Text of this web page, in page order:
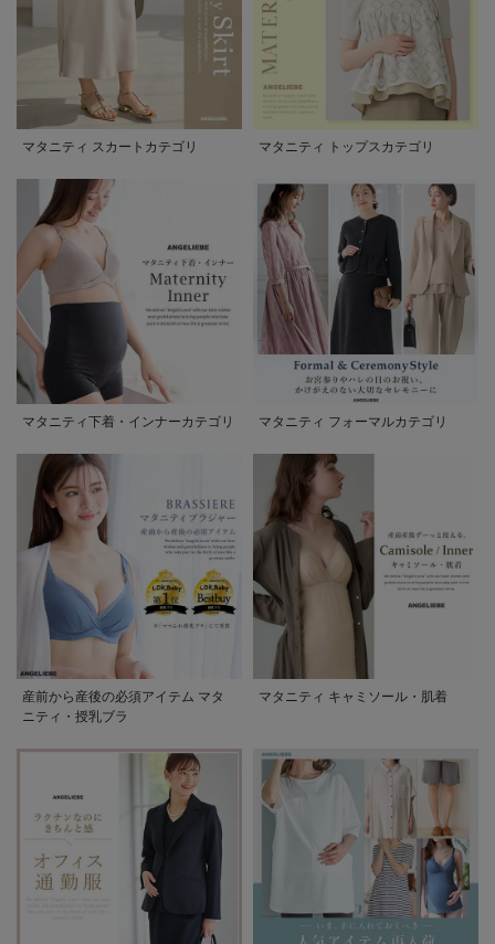
マタニティ スカートカテゴリ マタニティ トップスカテゴリ
マタニティ下着・インナーカテゴリ マタニティ フォーマルカテゴリ
産前から産後の必須アイテム マタ
ニティ・授乳ブラ
マタニティ キャミソール・肌着